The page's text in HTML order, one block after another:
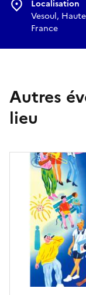
Localisation
Vesoul,
France
Autres
lieu